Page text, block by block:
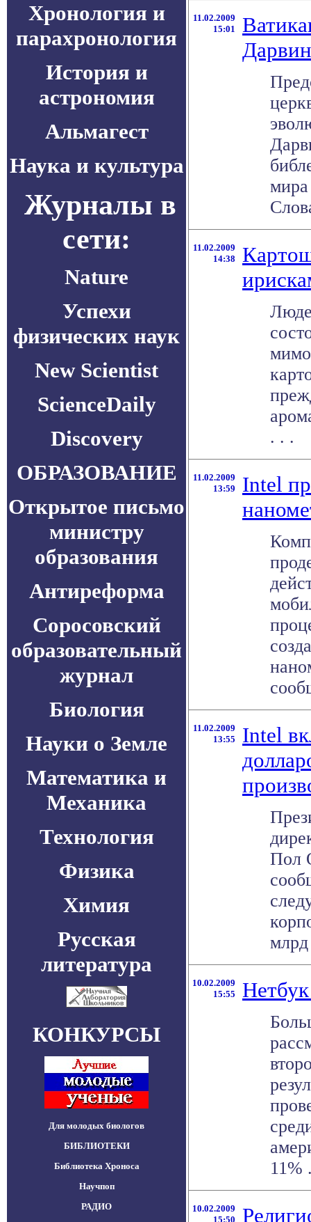
Хронология и
парахронология
История и
астрономия
Альмагест
Наука и культура
Журналы в
сети:
Nature
Успехи
физических наук
New Scientist
ScienceDaily
Discovery
ОБРАЗОВАНИЕ
Открытое письмо
министру
образования
Антиреформа
Соросовский
образовательный
журнал
Биология
Науки о Земле
Математика и
Механика
Технология
Физика
Химия
Русская
литература
КОНКУРСЫ
Для молодых биологов
БИБЛИОТЕКИ
Библиотека Хроноса
Научпоп
РАДИО
11.02.2009
15:01
11.02.2009
14:38
. . .
11.02.2009
13:59
Intel
11.02.2009
13:55
Intel
Пол
10.02.2009
15:55
11%
10.02.2009
15:50